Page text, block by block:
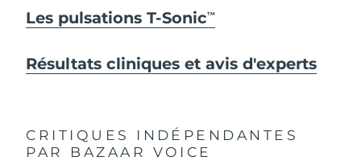
Les pulsations T-SonicTM
Résultats cliniques et avis d'experts
CRITIQUES INDÉPENDANTES
PAR BAZAAR VOICE